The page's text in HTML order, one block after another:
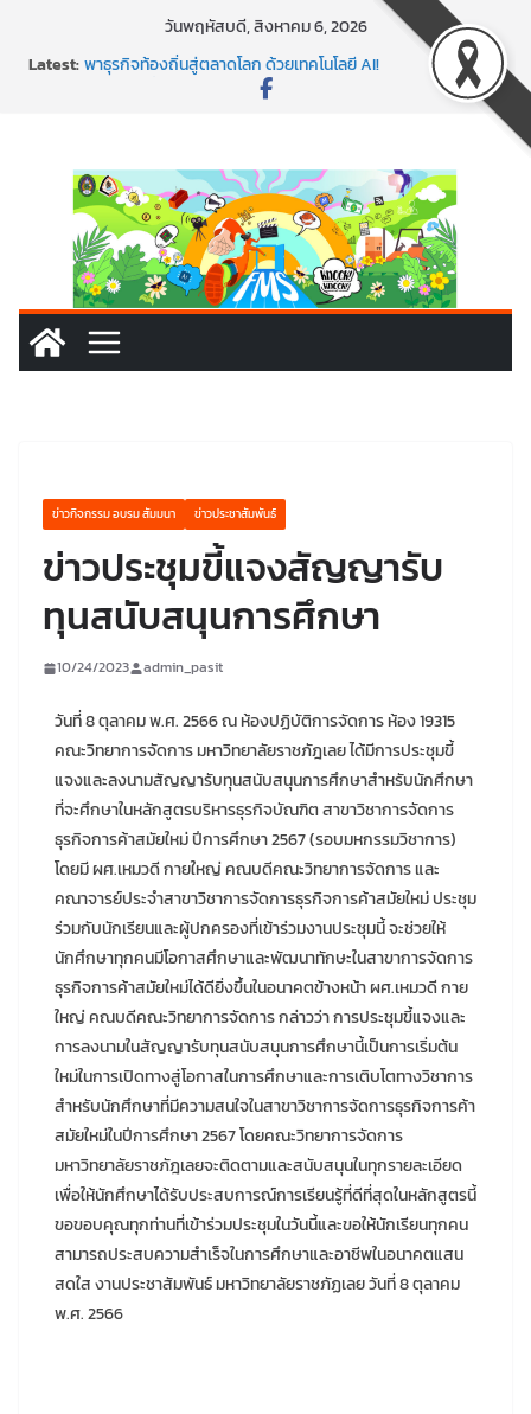
วันพฤหัสบดี, สิงหาคม 6, 2026
Latest:
พร้อมลุยแล้ว! ปักหมุดโรดแมป AI อัปสกิลธุรกิจให้พุ่งทะยาน
พาธุรกิจท้องถิ่นสู่ตลาดโลก ด้วยเทคโนโลยี AI!
SMEs ยุคนี้ ถ้าไม่ใช้ AI ถือว่าพลาดมาก!
นอกจากเทคโนโลยีจะล้ำ หัวใจคนทำธุรกิจก็ต้องสตรอง!
ข่าวกิจกรรม อบรม สัมมนา ข่าวประชาสัมพันธ์
ข่าวประชุมขี้แจงสัญญารับ
ทุนสนับสนุนการศึกษา
10/24/2023 admin_pasit
วันที่ 8 ตุลาคม พ.ศ. 2566 ณ ห้องปฏิบัติการจัดการ ห้อง 19315
คณะวิทยาการจัดการ มหาวิทยาลัยราชภัฎเลย ได้มีการประชุมขี้
แจงและลงนามสัญญารับทุนสนับสนุนการศึกษาสำหรับนักศึกษา
ที่จะศึกษาในหลักสูตรบริหารธุรกิจบัณฑิต สาขาวิชาการจัดการ
ธุรกิจการค้าสมัยใหม่ ปีการศึกษา 2567 (รอบมหกรรมวิชาการ)
โดยมี ผศ.เหมวดี กายใหญ่ คณบดีคณะวิทยาการจัดการ และ
คณาจารย์ประจำสาขาวิชาการจัดการธุรกิจการค้าสมัยใหม่ ประชุม
ร่วมกับนักเรียนและผู้ปกครองที่เข้าร่วมงานประชุมนี้ จะช่วยให้
นักศึกษาทุกคนมีโอกาสศึกษาและพัฒนาทักษะในสาขาการจัดการ
ธุรกิจการค้าสมัยใหม่ได้ดียิ่งขึ้นในอนาคตข้างหน้า ผศ.เหมวดี กาย
ใหญ่ คณบดีคณะวิทยาการจัดการ กล่าวว่า การประชุมขี้แจงและ
การลงนามในสัญญารับทุนสนับสนุนการศึกษานี้เป็นการเริ่มต้น
ใหม่ในการเปิดทางสู่โอกาสในการศึกษาและการเติบโตทางวิชาการ
สำหรับนักศึกษาที่มีความสนใจในสาขาวิชาการจัดการธุรกิจการค้า
สมัยใหม่ในปีการศึกษา 2567 โดยคณะวิทยาการจัดการ
มหาวิทยาลัยราชภัฎเลยจะติดตามและสนับสนุนในทุกรายละเอียด
เพื่อให้นักศึกษาได้รับประสบการณ์การเรียนรู้ที่ดีที่สุดในหลักสูตรนี้
ขอขอบคุณทุกท่านที่เข้าร่วมประชุมในวันนี้และขอให้นักเรียนทุกคน
สามารถประสบความสำเร็จในการศึกษาและอาชีพในอนาคตแสน
สดใส งานประชาสัมพันธ์ มหาวิทยาลัยราชภัฏเลย วันที่ 8 ตุลาคม
พ.ศ. 2566